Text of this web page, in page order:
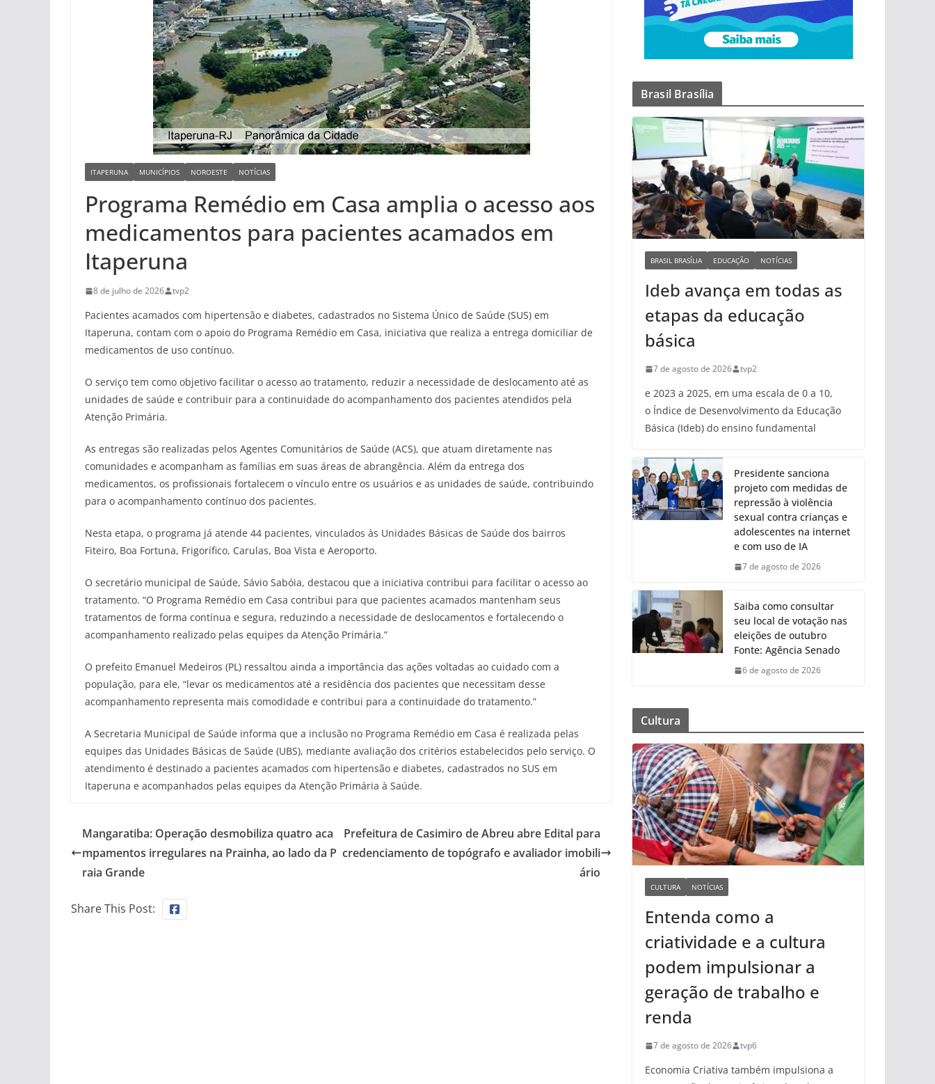
ITAPERUNA MUNICÍPIOS NOROESTE NOTÍCIAS
Programa Remédio em Casa amplia o acesso aos
medicamentos para pacientes acamados em
Itaperuna
8 de julho de 2026 tvp2
Pacientes acamados com hipertensão e diabetes, cadastrados no Sistema Único de Saúde (SUS) em
Itaperuna, contam com o apoio do Programa Remédio em Casa, iniciativa que realiza a entrega domiciliar de
medicamentos de uso contínuo.
O serviço tem como objetivo facilitar o acesso ao tratamento, reduzir a necessidade de deslocamento até as
unidades de saúde e contribuir para a continuidade do acompanhamento dos pacientes atendidos pela
Atenção Primária.
As entregas são realizadas pelos Agentes Comunitários de Saúde (ACS), que atuam diretamente nas
comunidades e acompanham as famílias em suas áreas de abrangência. Além da entrega dos
medicamentos, os profissionais fortalecem o vínculo entre os usuários e as unidades de saúde, contribuindo
para o acompanhamento contínuo dos pacientes.
Nesta etapa, o programa já atende 44 pacientes, vinculados às Unidades Básicas de Saúde dos bairros
Fiteiro, Boa Fortuna, Frigorífico, Carulas, Boa Vista e Aeroporto.
O secretário municipal de Saúde, Sávio Sabóia, destacou que a iniciativa contribui para facilitar o acesso ao
tratamento. “O Programa Remédio em Casa contribui para que pacientes acamados mantenham seus
tratamentos de forma contínua e segura, reduzindo a necessidade de deslocamentos e fortalecendo o
acompanhamento realizado pelas equipes da Atenção Primária.”
O prefeito Emanuel Medeiros (PL) ressaltou ainda a importância das ações voltadas ao cuidado com a
população, para ele, “levar os medicamentos até a residência dos pacientes que necessitam desse
acompanhamento representa mais comodidade e contribui para a continuidade do tratamento.”
A Secretaria Municipal de Saúde informa que a inclusão no Programa Remédio em Casa é realizada pelas
equipes das Unidades Básicas de Saúde (UBS), mediante avaliação dos critérios estabelecidos pelo serviço. O
atendimento é destinado a pacientes acamados com hipertensão e diabetes, cadastrados no SUS em
Itaperuna e acompanhados pelas equipes da Atenção Primária à Saúde.
Mangaratiba: Operação desmobiliza quatro aca
mpamentos irregulares na Prainha, ao lado da P
raia Grande
Prefeitura de Casimiro de Abreu abre Edital para
credenciamento de topógrafo e avaliador imobili
ário
Share This Post:
Brasil Brasília
BRASIL BRASÍLIA EDUCAÇÃO NOTÍCIAS
Ideb avança em todas as
etapas da educação
básica
7 de agosto de 2026 tvp2
e 2023 a 2025, em uma escala de 0 a 10,
o Índice de Desenvolvimento da Educação
Básica (Ideb) do ensino fundamental
Presidente sanciona
projeto com medidas de
repressão à violência
sexual contra crianças e
adolescentes na internet
e com uso de IA
7 de agosto de 2026
Saiba como consultar
seu local de votação nas
eleições de outubro
Fonte: Agência Senado
6 de agosto de 2026
Cultura
CULTURA NOTÍCIAS
Entenda como a
criatividade e a cultura
podem impulsionar a
geração de trabalho e
renda
7 de agosto de 2026 tvp6
Economia Criativa também impulsiona a